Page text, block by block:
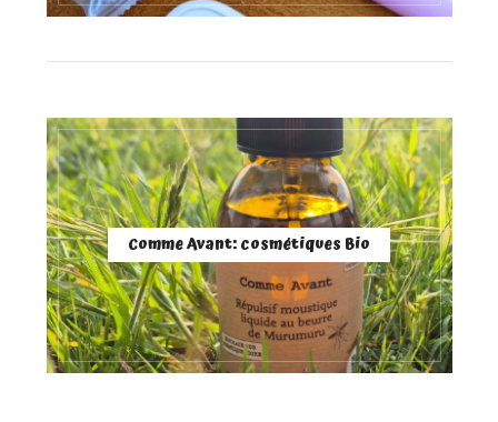
Comme Avant: cosmétiques Bio